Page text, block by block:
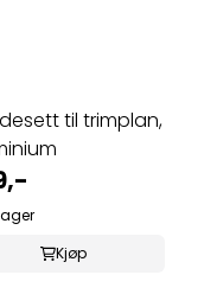
til trimplan,
Kjøp